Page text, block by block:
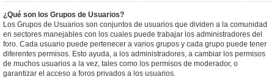
¿Qué son los Grupos de Usuarios?
Los Grupos de Usuarios son conjuntos de usuarios que dividen a la comunidad
en sectores manejables con los cuales puede trabajar los administradores del
foro. Cada usuario puede pertenecer a varios grupos y cada grupo puede tener
diferentes permisos. Esto ayuda, a los administradores, a cambiar los permisos
de muchos usuarios a la vez, tales como los permisos de moderador, o
garantizar el acceso a foros privados a los usuarios.